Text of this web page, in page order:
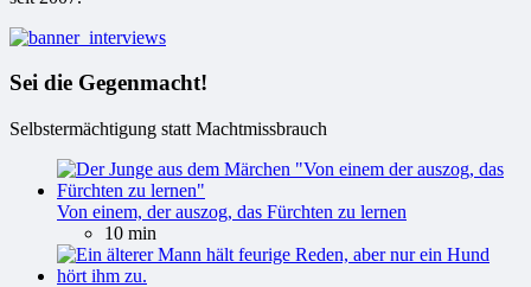
Sei die Gegenmacht!
Selbstermächtigung statt Machtmissbrauch
Von einem, der auszog, das Fürchten zu lernen
10 min